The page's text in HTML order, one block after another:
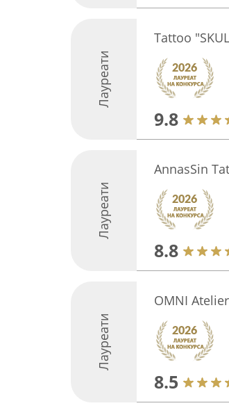
Лауреати
Tattoo
9.8
Лауреати
AnnasSin
8.8
Лауреати
OMNI Atelier
8.5